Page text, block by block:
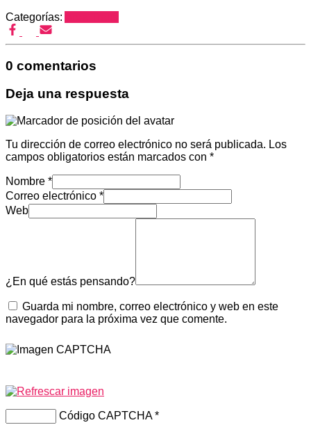
Categorías:
0 comentarios
Deja una respuesta
Tu dirección de correo electrónico no será publicada. Los
campos obligatorios están marcados con *
Nombre *
Correo electrónico *
Web
¿En qué estás pensando?
Guarda mi nombre, correo electrónico y web en este
navegador para la próxima vez que comente.
Código CAPTCHA*